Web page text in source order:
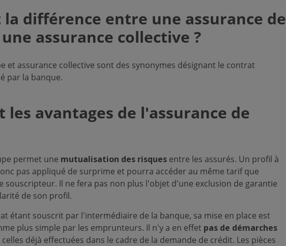
la différence entre une assurance de
assurance collective ?
et assurance collective sont des synonymes désignant le contrat
par la banque.
les avantages de l'assurance de
permet une mutualisation des risques entre les assurés. Un profil à
pas appliqué de surprime et pourra accéder au même tarif que
souscripteur. Il ne fera pas non plus l'objet d'une exclusion de garantie
de son profil.
étant souscrit par l'intermédiaire de la banque, sa mise en place est
plus simple par les emprunteurs. Il n'y a en effet pas de démarches
celles déjà effectuées dans le cadre de la demande de crédit. Les pièces